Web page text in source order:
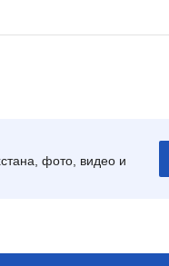
фото, видео и